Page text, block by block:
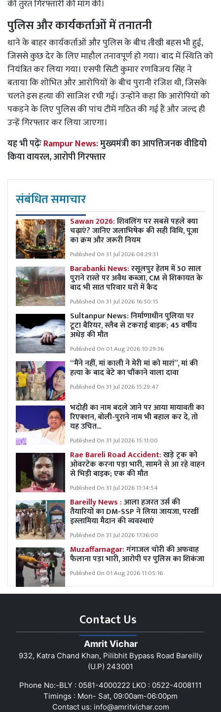
की तुरंत गिरफ्तारी की मांग की।
पुलिस और कार्यकर्ताओं में तनातनी
थाने के बाहर कार्यकर्ताओं और पुलिस के बीच तीखी बहस भी हुई,
जिससे कुछ देर के लिए माहौल तनावपूर्ण हो गया। बाद में स्थिति को
नियंत्रित कर लिया गया। एसपी सिटी कुमार रणविजय सिंह ने
बताया कि शोभित और आरोपियों के बीच पुरानी रंजिश थी, जिसके
चलते इस हत्या की साजिश रची गई। उन्होंने कहा कि आरोपियों को
पकड़ने के लिए पुलिस की पांच टीमें गठित की गई हैं और जल्द ही
उन्हें गिरफ्तार कर लिया जाएगा।
यह भी पढ़ेंःRampur News:मुख्यमंत्री का आपत्तिजनक वीडियो
किया वायरल, आरोपी गिरफ्तार
संबंधित समाचार
Sawan 2026:शिवलिंग पर सबसे पहले क्या
चढ़ाएं? जानिए जलाभिषेक की सही विधि, पूजा
का क्रम और जरूरी नियम
Published On 31 Jul 2026 08:29:31
Barabanki News:रसूलपुर हेतम में 50 साल
पुराने रास्ते पर अवैध कब्ज़ा, CM से शिकायत के
बाद भी सात परिवार घरों में कैद
Published On 31 Jul 2026 16:50:15
Sultanpur News: निर्माणाधीन पुलिया पर
टूटा बैरियर, स्लैब से टकराई बाइक; 45 वर्षीय
अधेड़ की मौत
Published On 01 Aug 2026 10:29:36
“मैंने नहीं, मां काली ने मेरी मां को मारां”, मां की
हत्या के बाद बेटे का चौंकाने वाला दावा
Published On 31 Jul 2026 15:29:47
भदोही का नाम बदले जाने पर आया मायावती का
रिएक्शन, बोली-पुराने नाम भी बहाल कर दे, तो
यह उचित...
Published On 31 Jul 2026 15:11:00
Rae Bareli Road Accident:खड़े ट्रक को
ओवरटेक करना पड़ा भारी, सामने से आ रहे वाहन
से भिड़ी बाइक; एक की मौत
Published On 31 Jul 2026 11:14:54
Bareilly News :आला हजरत उर्स की
तैयारियों का DM-SSP ने लिया जायजा, परखीं
इस्लामिया मैदान की व्यवस्थाएं
Published On 31 Jul 2026 17:36:00
Muzaffarnagar:गंगाजल चोरी की अफवाह
फैलाना पड़ा भारी, आरोपी पर पुलिस का शिकंजा
Published On 01 Aug 2026 11:05:16
Contact Us
Amrit Vichar
932, Katra Chand Khan, Pilibhit Bypass Road Bareilly
(U.P) 243001
Phone No:-BLY : 0581-4000222 LKO : 0522-4008111
Timings : Mon- Sat, 09:00am-06:00pm
Contact us: info@amritvichar.com